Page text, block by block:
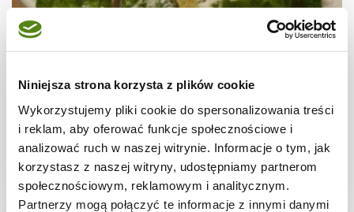
Niniejsza strona korzysta z plików cookie
Wykorzystujemy pliki cookie do spersonalizowania treści
i reklam, aby oferować funkcje społecznościowe i
analizować ruch w naszej witrynie. Informacje o tym, jak
korzystasz z naszej witryny, udostępniamy partnerom
społecznościowym, reklamowym i analitycznym.
Partnerzy mogą połączyć te informacje z innymi danymi
Sałatka Cezara
- - 1